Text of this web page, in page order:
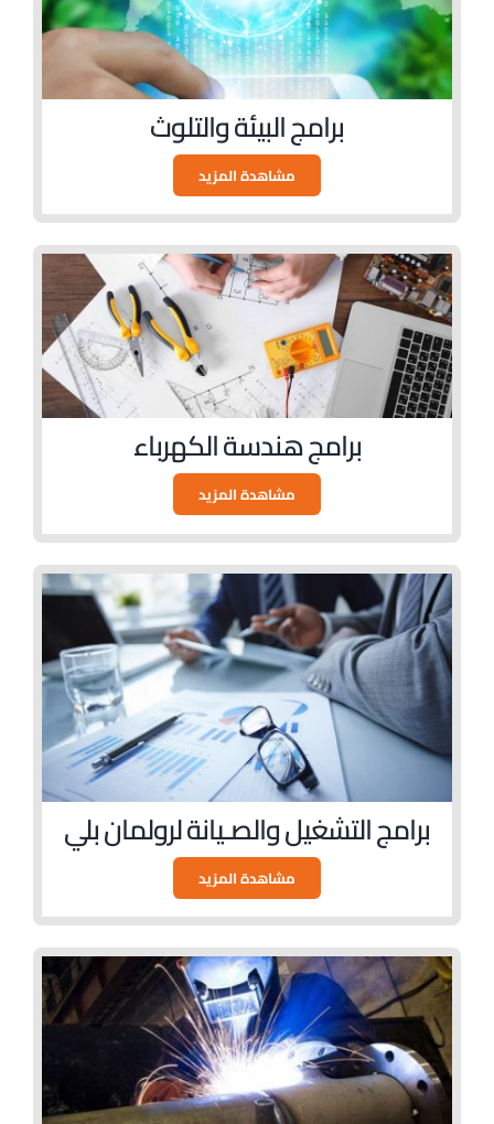
برامج البيئة والتلوث
مشاهدة المزيد
برامج هندسة الكهرباء
مشاهدة المزيد
برامج التشغيل والصـيانة لرولمان بلي
مشاهدة المزيد